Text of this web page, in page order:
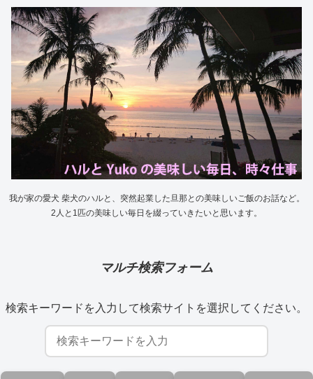
我が家の愛犬 柴犬のハルと、突然起業した旦那との美味しいご飯のお話など。
2人と1匹の美味しい毎日を綴っていきたいと思います。
マルチ検索フォーム
検索キーワードを入力して検索サイトを選択してください。